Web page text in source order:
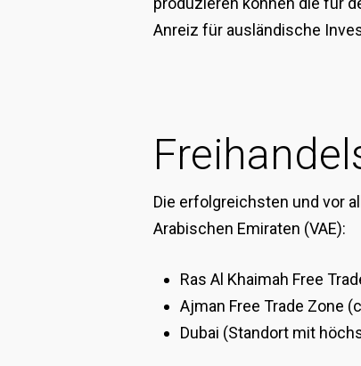
Anreiz für ausländische
Die erfolgreichsten und vor
Arabischen Emiraten (VAE):
Ras Al Khaimah Free
Ajman Free Trade Zone
Dubai (Standort mit